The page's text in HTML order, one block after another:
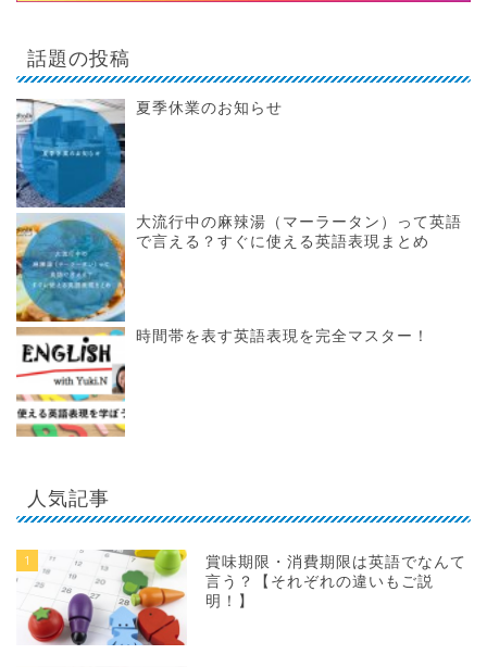
話題の投稿
夏季休業のお知らせ
大流行中の麻辣湯（マーラータン）って英語
で言える？すぐに使える英語表現まとめ
時間帯を表す英語表現を完全マスター！
人気記事
1
賞味期限・消費期限は英語でなんて
言う？【それぞれの違いもご説
明！】